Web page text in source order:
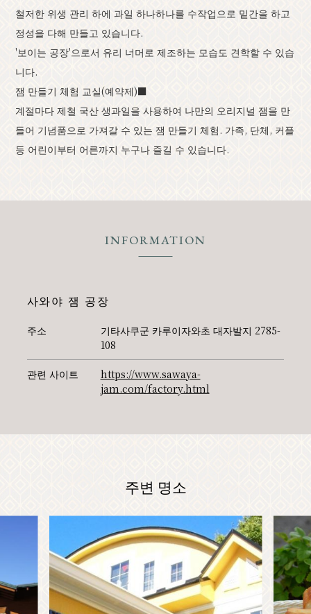
사진 갤러리
기타 협회 회원
관광 안내소
관광협회 소개
バナー広告案内
개인정보취급방침
PR
철저한 위생 관리 하에 과일 하나하나를 수작업으로 밑간을 하고
정성을 다해 만들고 있습니다.
'보이는 공장'으로서 유리 너머로 제조하는 모습도 견학할 수 있습
니다.
잼 만들기 체험 교실(예약제)■
계절마다 제철 국산 생과일을 사용하여 나만의 오리지널 잼을 만
들어 기념품으로 가져갈 수 있는 잼 만들기 체험. 가족, 단체, 커플
등 어린이부터 어른까지 누구나 즐길 수 있습니다.
INFORMATION
사와야 잼 공장
주소
기타사쿠군 카루이자와초 대자발지 2785-
108
관련 사이트
https://www.sawaya-
jam.com/factory.html
주변 명소